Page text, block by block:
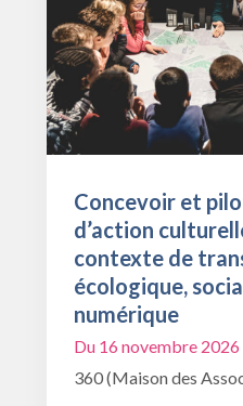
Concevoir et
d’action
contexte de
écologique,
numérique
Du 16 novembre
360 (Maison des